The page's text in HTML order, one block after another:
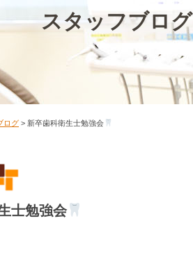
スタッフブログ
ログ > 新卒歯科衛生士勉強会
士勉強会